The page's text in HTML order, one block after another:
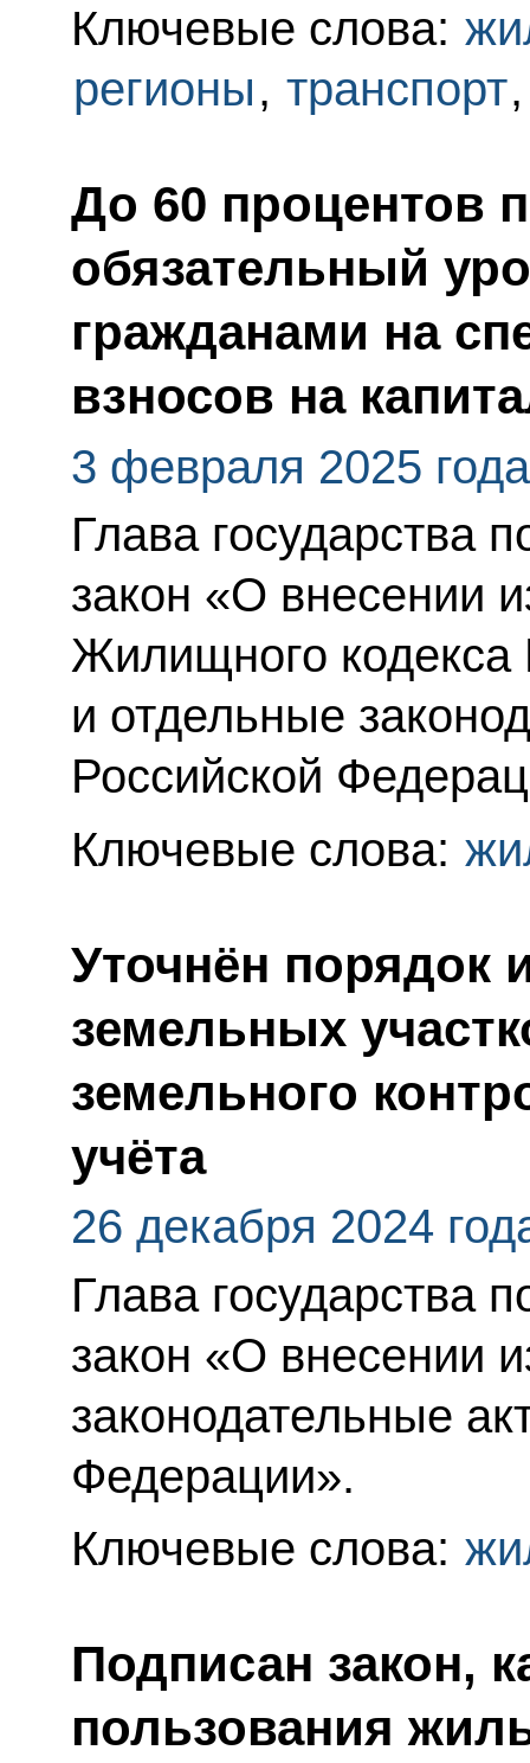
Ключевые слова:
регионы, транспорт
До 60 процентов
обязательный
гражданами на
взносов на
3 февраля 2025 года
Глава государства
закон «О внесении
Жилищного кодекса
и отдельные
Российской
Ключевые слова:
Уточнён порядок
земельных
земельного
учёта
26 декабря 2024
Глава государства
закон «О внесении
законодательные
Федерации».
Ключевые слова:
Подписан закон,
пользования